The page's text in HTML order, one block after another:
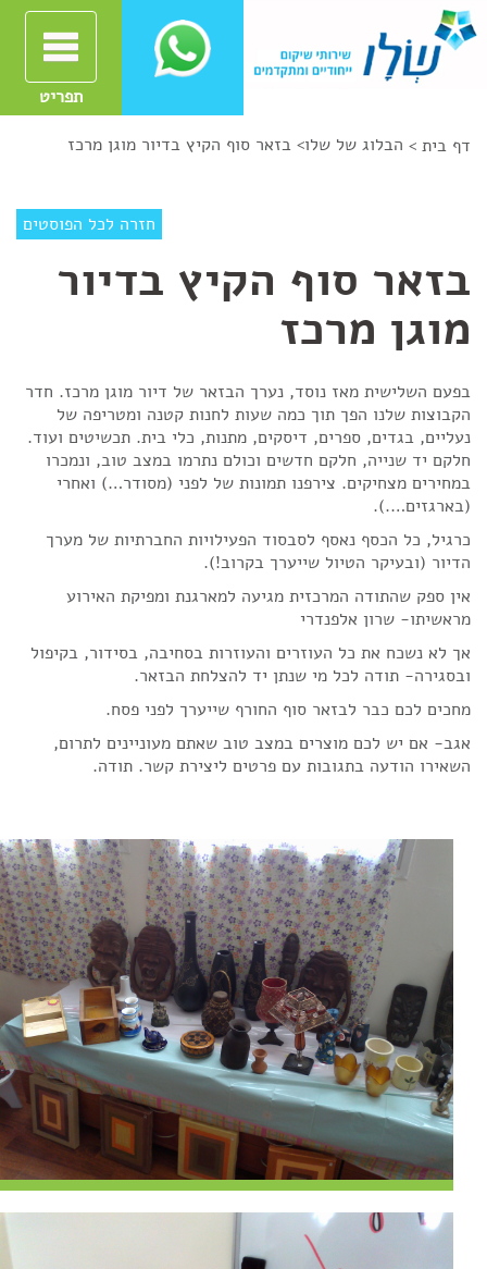
תפריט
דף בית > הבלוג של שלו> בזאר סוף הקיץ בדיור מוגן מרכז
חזרה לכל הפוסטים
בזאר סוף הקיץ בדיור
מוגן מרכז
בפעם השלישית מאז נוסד, נערך הבזאר של דיור מוגן מרכז. חדר
הקבוצות שלנו הפך תוך כמה שעות לחנות קטנה ומטריפה של
נעליים, בגדים, ספרים, דיסקים, מתנות, כלי בית. תכשיטים ועוד.
חלקם יד שנייה, חלקם חדשים וכולם נתרמו במצב טוב, ונמכרו
במחירים מצחיקים. צירפנו תמונות של לפני (מסודר…) ואחרי
(בארגזים….).
כרגיל, כל הכסף נאסף לסבסוד הפעילויות החברתיות של מערך
הדיור (ובעיקר הטיול שייערך בקרוב!).
אין ספק שהתודה המרכזית מגיעה למארגנת ומפיקת האירוע
מראשיתו- שרון אלפנדרי
אך לא נשכח את כל העוזרים והעוזרות בסחיבה, בסידור, בקיפול
ובסגירה- תודה לכל מי שנתן יד להצלחת הבזאר.
מחכים לכם כבר לבזאר סוף החורף שייערך לפני פסח.
אגב- אם יש לכם מוצרים במצב טוב שאתם מעוניינים לתרום,
השאירו הודעה בתגובות עם פרטים ליצירת קשר. תודה.